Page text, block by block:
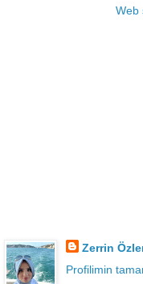
Web
Zerrin
Profilimin